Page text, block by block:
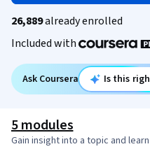
26,889already enrolled
Included with
Ask Coursera Is this
5 modules
Gain insight into a topic and